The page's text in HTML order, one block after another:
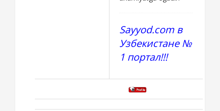
Sayyod.com в
Узбекистане №
1 портал!!!